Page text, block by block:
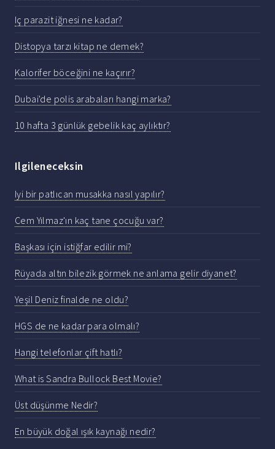
Iç parazit iğnesi ne kadar?
Distopya tarzı kitap ne demek?
Kalorifer böceğini ne kaçırır?
Dubai'de polis arabaları hangi marka?
10 hafta 3 günlük gebelik kaç aylıktır?
Ilgileneceksin
Iyi bir patlıcan musakka nasıl yapılır?
Cem Yılmaz'ın kaç tane çocuğu var?
Başkası için istiğfar edilir mi?
Rüyada altın bilezik görmek ne anlama gelir diyanet?
Yeşil Deniz finalde ne oldu?
HGS de ne kadar para olmalı?
Hangi telefonlar çift hatlı?
What is Sandra Bullock Best Movie?
Üst düşünme Nedir?
En büyük doğal ışık kaynağı nedir?